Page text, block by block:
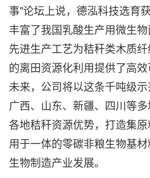
事"论坛上说，德泓科技选育
丰富了我国乳酸生产用微生
先进生产工艺为秸秆类木质
的离田资源化利用提供了高
未来，公司将以这条千吨级示
广西、山东、新疆、四川等
各地秸秆资源优势，打造集
用于一体的零碳非粮生物基
生物制造产业发展。